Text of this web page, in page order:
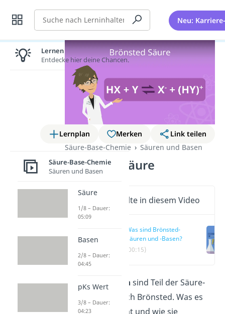
Suche Neu:
Lernplan Merken
Link teilen
Säure-Base-Chemie
Säuren und Basen
Brönsted Säure
Wichtige Inhalte in diesem Video
Was sind Brönsted-
Säuren und -Basen?
(00:15)
Brönsted-Säuren sind Teil der Säure-
Base-Theorie nach Brönsted. Was es
damit auf sich hat und wie sie
Lernen lohnt sich!
Entdecke hier deine Chancen.
Säure-Base-Chemie
Säuren und Basen
Säure
1/8 – Dauer:
05:09
Basen
2/8 – Dauer:
04:45
pKs Wert
3/8 – Dauer:
04:23